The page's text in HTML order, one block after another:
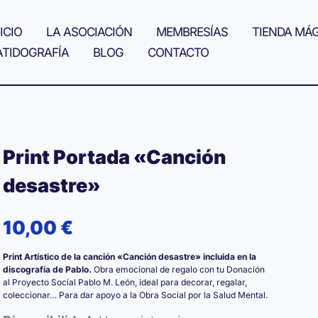
LA ASOCIACIÓN MEMBRESÍAS
TIENDA
BLOG CONTACTO
Print Portada «Canción
desastre»
10,00 €
Print Artístico de la canción «Canción desastre» incluida en la
discografía de Pablo. Obra emocional de regalo con tu Donación
al Proyecto Social Pablo M. León, ideal para decorar, regalar,
coleccionar… Para dar apoyo a la Obra Social por la Salud Mental.